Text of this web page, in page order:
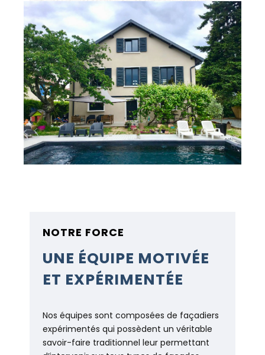
NOTRE FORCE
UNE ÉQUIPE MOTIVÉE
ET EXPÉRIMENTÉE
Nos équipes sont composées de façadiers
expérimentés qui possèdent un véritable
savoir-faire traditionnel leur permettant